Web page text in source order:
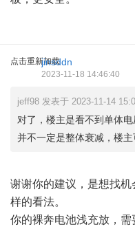
点击重新加载
jinsddn
2023-11-18 14:46:40
jeff98 发表于 2023-11-14
对了，楼主是看不到单体
并不一定是整体衰减，楼主
谢谢你的建议，是想找
样的看法。
你的裸奔电池浅充放，